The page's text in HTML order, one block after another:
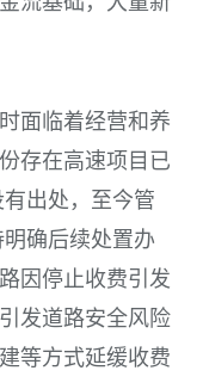
面临着经营和养
存在高速项目已
出处，至今管
确后续处置办
因停止收费引发
发道路安全风险
等方式延缓收费